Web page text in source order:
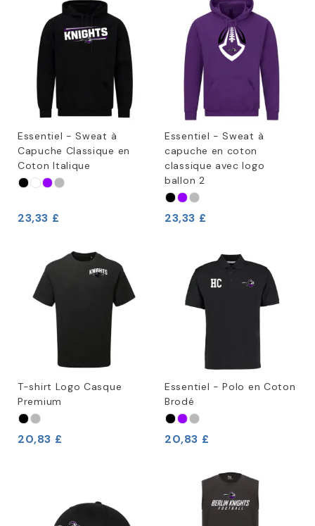
Essentiel - Sweat à
Capuche Classique en
Coton Italique
23,33 £
Essentiel - Sweat à
capuche en coton
classique avec logo
ballon 2
23,33 £
T-shirt Logo Casque
Premium
20,83 £
Essentiel - Polo en Coton
Brodé
20,83 £